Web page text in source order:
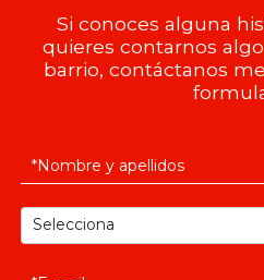
Si conoces alguna
quieres contarnos
barrio, contáctanos